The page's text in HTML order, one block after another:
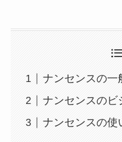
ナンセンスの一
ナンセンスのビ
ナンセンスの使